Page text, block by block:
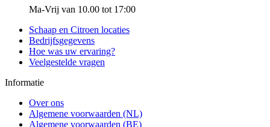
Ma-Vrij van 10.00 tot 17:00
Schaap en Citroen locaties
Bedrijfsgegevens
Hoe was uw ervaring?
Veelgestelde vragen
Informatie
Over ons
Algemene voorwaarden (NL)
Algemene voorwaarden (BE)